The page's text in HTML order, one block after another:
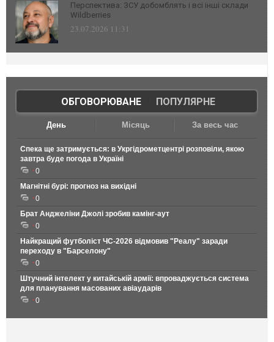
Перспектива: ЗСУ добомблять і всі інші склади
Wildberries
23.07.2026 11:31
ОБГОВОРЮВАНЕ| ПОПУЛЯРНЕ
День Місяць За весь час
Спека ще затримується: в Укргідрометцентрі розповіли, якою
завтра буде погода в Україні
0
Магнітні бурі: прогноз на вихідні
0
Брат Анджеліни Джолі зробив камінг-аут
0
Найкращий футболіст ЧС-2026 відмовив "Реалу" заради
переходу в "Барселону"
0
Штучний інтелект у китайській армії: впроваджується система
для планування масованих авіаударів
0